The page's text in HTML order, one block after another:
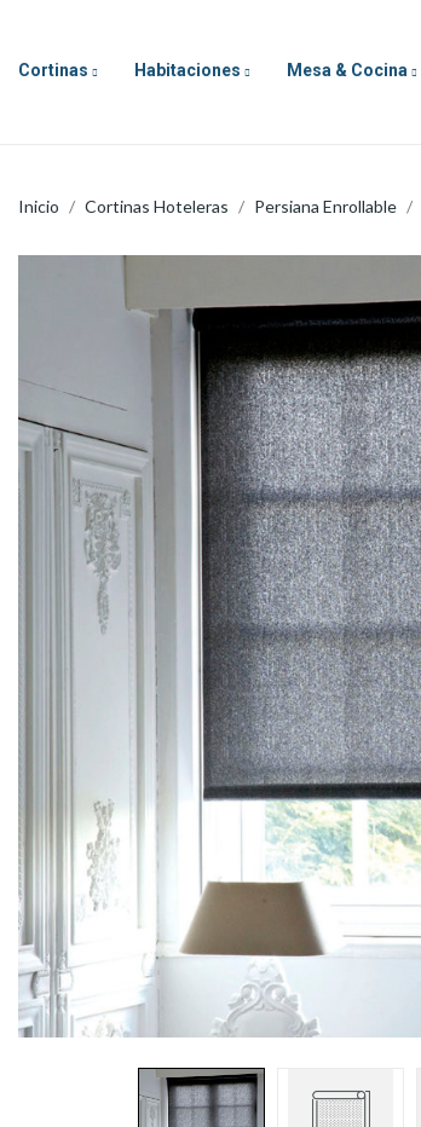
Cortinas Habitaciones Mesa & Cocina
Inicio Cortinas Hoteleras Persiana Enrollable